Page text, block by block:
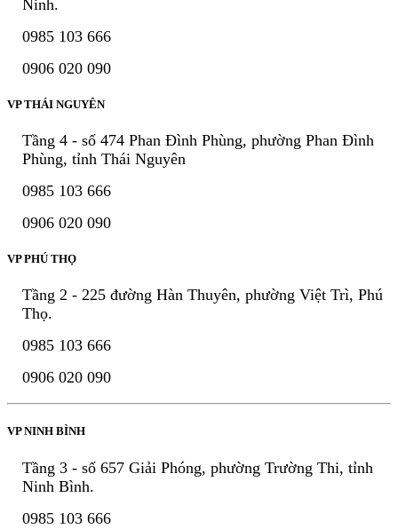
Ninh.
0985 103 666
0906 020 090
VP THÁI NGUYÊN
Tầng 4 - số 474 Phan Đình Phùng, phường Phan Đình
Phùng, tỉnh Thái Nguyên
0985 103 666
0906 020 090
VP PHÚ THỌ
Tầng 2 - 225 đường Hàn Thuyên, phường Việt Trì, Phú
Thọ.
0985 103 666
0906 020 090
VP NINH BÌNH
Tầng 3 - số 657 Giải Phóng, phường Trường Thi, tỉnh
Ninh Bình.
0985 103 666